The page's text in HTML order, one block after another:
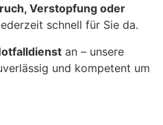
Verstopfung oder
schnell für Sie da.
an – unsere
und kompetent um